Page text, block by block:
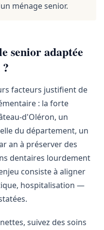
ménage senior.
senior adaptée
facteurs justifient de
: la forte
d'Oléron, un
du département, un
an à préserver des
dentaires lourdement
consiste à aligner
hospitalisation —
suivez des soins